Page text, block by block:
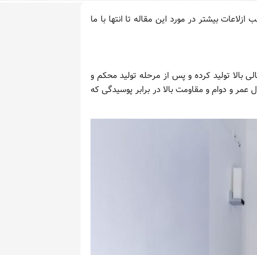
بیشتر در مورد این مقاله تا انتها با ما
تولید کرده و پس از مرحله تولید محکم و
دوام و مقاومت بالا در برابر پوسیدگی که